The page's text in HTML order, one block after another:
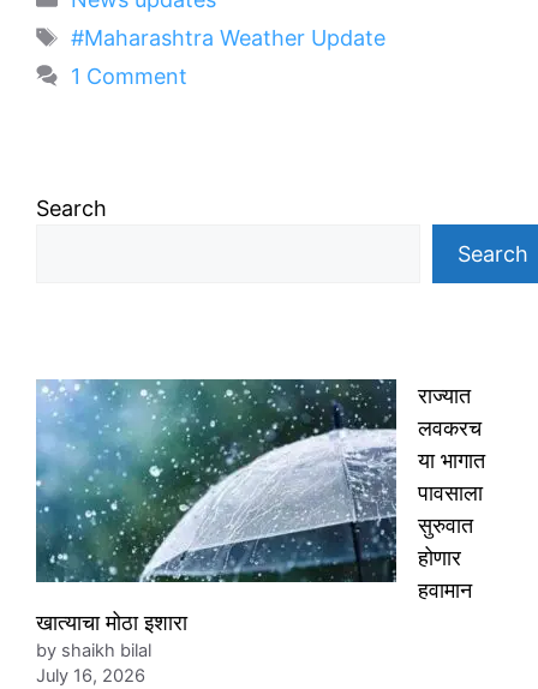
Tags
#Maharashtra Weather Update
1 Comment
Search
Search
राज्यात
लवकरच
या भागात
पावसाला
सुरुवात
होणार
हवामान
खात्याचा मोठा इशारा
by shaikh bilal
July 16, 2026